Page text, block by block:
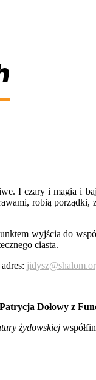
I czary i magia i
robią
wyjścia do
ciasta.
Dołowy z
żydowskiej